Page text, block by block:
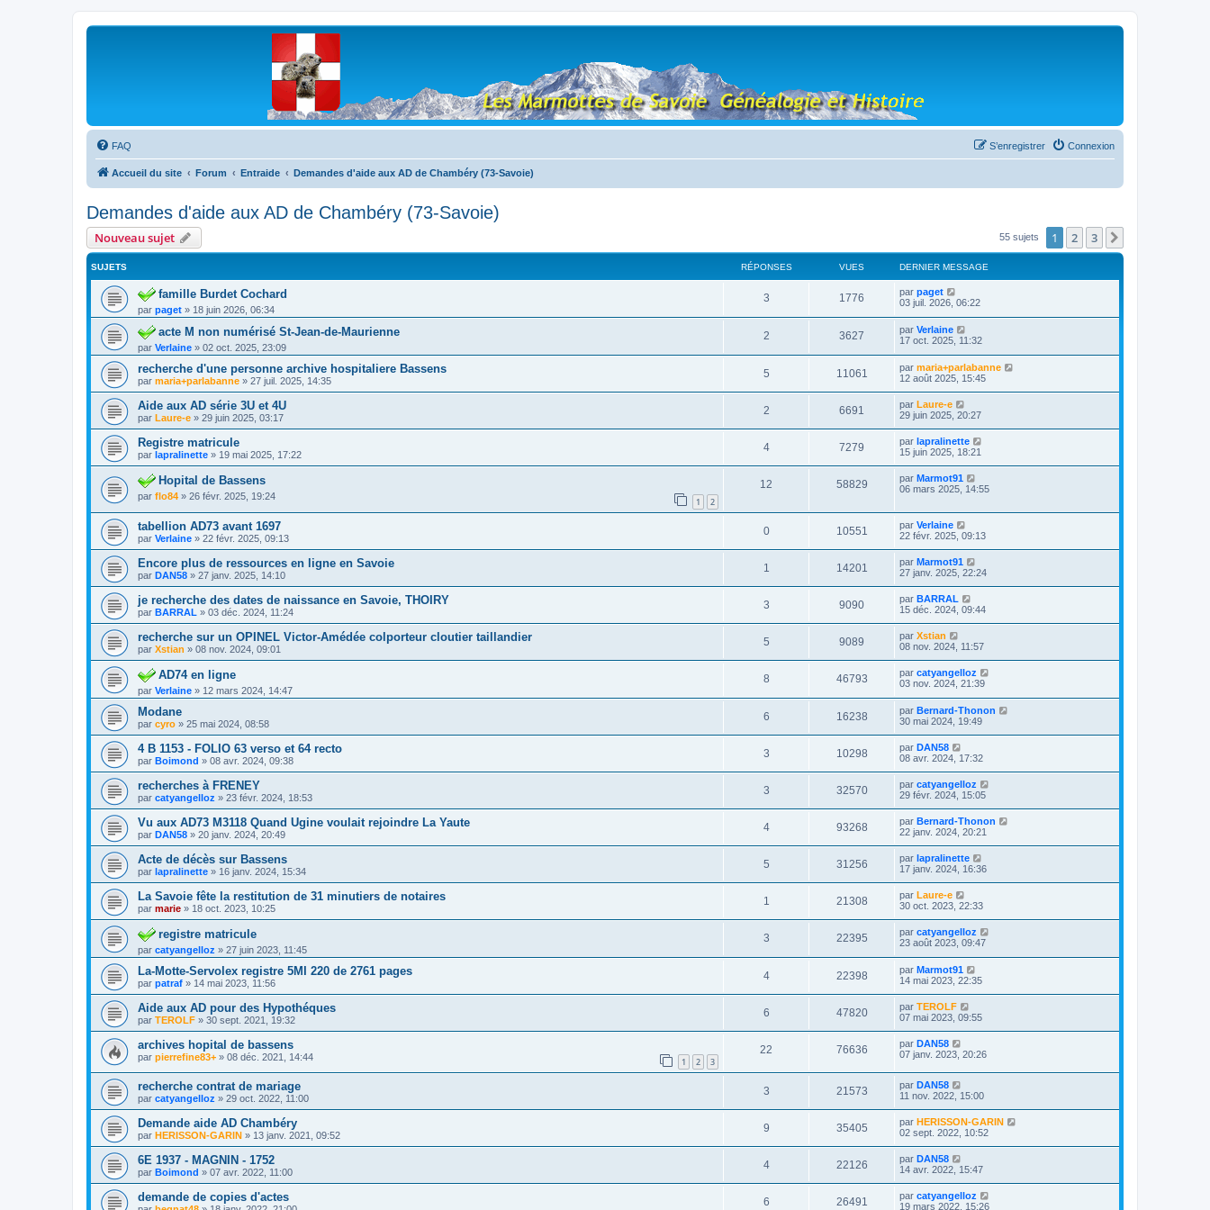
Les Marmottes de Savoie
FAQ Connexion
S’enregistrer
Accueil du site Forum Entraide Demandes d'aide aux AD de Chambéry (73-Savoie)
Demandes d'aide aux AD de Chambéry (73-Savoie)
Nouveau sujet 55 sujets 1 2 3
SUJETS RÉPONSES VUES DERNIER MESSAGE
famille Burdet Cochard
par paget » 18 juin 2026, 06:34
3 1776 par paget
03 juil. 2026, 06:22
acte M non numérisé St-Jean-de-Maurienne
par Verlaine » 02 oct. 2025, 23:09
2 3627 par Verlaine
17 oct. 2025, 11:32
recherche d'une personne archive hospitaliere Bassens
par maria+parlabanne » 27 juil. 2025, 14:35
5 11061 par maria+parlabanne
12 août 2025, 15:45
Aide aux AD série 3U et 4U
par Laure-e » 29 juin 2025, 03:17
2 6691 par Laure-e
29 juin 2025, 20:27
Registre matricule
par lapralinette » 19 mai 2025, 17:22
4 7279 par lapralinette
15 juin 2025, 18:21
Hopital de Bassens
par flo84 » 26 févr. 2025, 19:24 1 2
12 58829 par Marmot91
06 mars 2025, 14:55
tabellion AD73 avant 1697
par Verlaine » 22 févr. 2025, 09:13
0 10551 par Verlaine
22 févr. 2025, 09:13
Encore plus de ressources en ligne en Savoie
par DAN58 » 27 janv. 2025, 14:10
1 14201 par Marmot91
27 janv. 2025, 22:24
je recherche des dates de naissance en Savoie, THOIRY
par BARRAL » 03 déc. 2024, 11:24
3 9090 par BARRAL
15 déc. 2024, 09:44
recherche sur un OPINEL Victor-Amédée colporteur cloutier taillandier
par Xstian » 08 nov. 2024, 09:01
5 9089 par Xstian
08 nov. 2024, 11:57
AD74 en ligne
par Verlaine » 12 mars 2024, 14:47
8 46793 par catyangelloz
03 nov. 2024, 21:39
Modane
par cyro » 25 mai 2024, 08:58
6 16238 par Bernard-Thonon
30 mai 2024, 19:49
4 B 1153 - FOLIO 63 verso et 64 recto
par Boimond » 08 avr. 2024, 09:38
3 10298 par DAN58
08 avr. 2024, 17:32
recherches à FRENEY
par catyangelloz » 23 févr. 2024, 18:53
3 32570 par catyangelloz
29 févr. 2024, 15:05
Vu aux AD73 M3118 Quand Ugine voulait rejoindre La Yaute
par DAN58 » 20 janv. 2024, 20:49
4 93268 par Bernard-Thonon
22 janv. 2024, 20:21
Acte de décès sur Bassens
par lapralinette » 16 janv. 2024, 15:34
5 31256 par lapralinette
17 janv. 2024, 16:36
La Savoie fête la restitution de 31 minutiers de notaires
par marie » 18 oct. 2023, 10:25
1 21308 par Laure-e
30 oct. 2023, 22:33
registre matricule
par catyangelloz » 27 juin 2023, 11:45
3 22395 par catyangelloz
23 août 2023, 09:47
La-Motte-Servolex registre 5MI 220 de 2761 pages
par patraf » 14 mai 2023, 11:56
4 22398 par Marmot91
14 mai 2023, 22:35
Aide aux AD pour des Hypothéques
par TEROLF » 30 sept. 2021, 19:32
6 47820 par TEROLF
07 mai 2023, 09:55
archives hopital de bassens
par pierrefine83+ » 08 déc. 2021, 14:44 1 2 3
22 76636 par DAN58
07 janv. 2023, 20:26
recherche contrat de mariage
par catyangelloz » 29 oct. 2022, 11:00
3 21573 par DAN58
11 nov. 2022, 15:00
Demande aide AD Chambéry
par HERISSON-GARIN » 13 janv. 2021, 09:52
9 35405 par HERISSON-GARIN
02 sept. 2022, 10:52
6E 1937 - MAGNIN - 1752
par Boimond » 07 avr. 2022, 11:00
4 22126 par DAN58
14 avr. 2022, 15:47
demande de copies d'actes 6 26491 par catyangelloz
19 mars 2022, 15:26